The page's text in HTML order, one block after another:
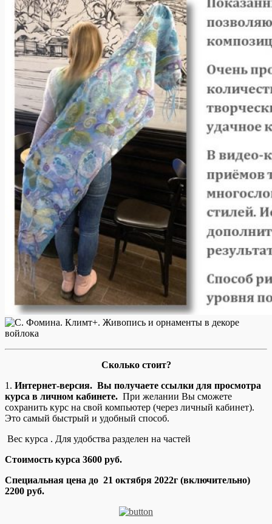
Сколько стоит?
1. Интернет-версия. Вы получаете ссылки для просмотра
курса в личном кабинете. При желании Вы сможете
сохранить курс на свой компьютер (через личный кабинет).
Это самый быстрый и удобный способ.
Вес курса . Для удобства разделен на частей
Стоимость курса 3600 руб.
Специальная цена до 21 октября 2022г (включительно)
2200 руб.